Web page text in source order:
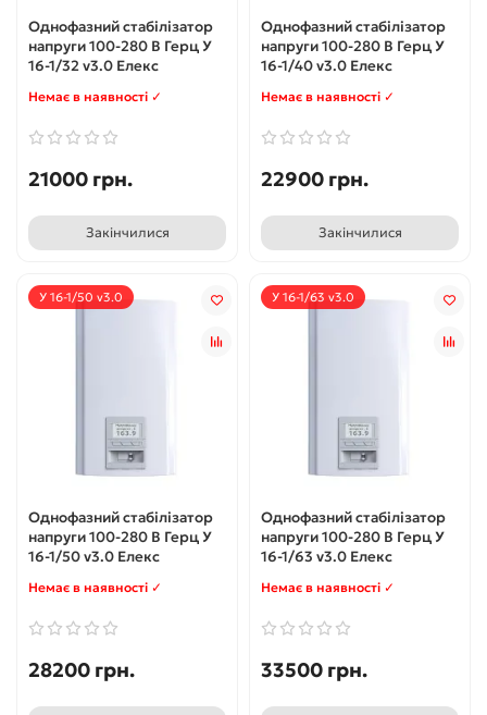
Однофазний стабілізатор
напруги 100-280 В Герц У
16-1/32 v3.0 Елекс
Немає в наявності ✓
21000 грн.
Закінчилися
Однофазний стабілізатор
напруги 100-280 В Герц У
16-1/40 v3.0 Елекс
Немає в наявності ✓
22900 грн.
Закінчилися
У 16-1/50 v3.0
Однофазний стабілізатор
напруги 100-280 В Герц У
16-1/50 v3.0 Елекс
Немає в наявності ✓
28200 грн.
У 16-1/63 v3.0
Однофазний стабілізатор
напруги 100-280 В Герц У
16-1/63 v3.0 Елекс
Немає в наявності ✓
33500 грн.